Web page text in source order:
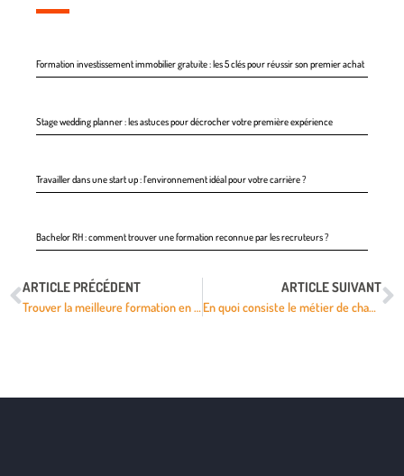
Formation investissement immobilier gratuite : les 5 clés pour réussir son premier achat
Stage wedding planner : les astuces pour décrocher votre première expérience
Travailler dans une start up : l’environnement idéal pour votre carrière ?
Bachelor RH : comment trouver une formation reconnue par les recruteurs ?
ARTICLE PRÉCÉDENT
Trouver la meilleure formation en immobilier
ARTICLE SUIVANT
En quoi consiste le métier de chauffagiste ?